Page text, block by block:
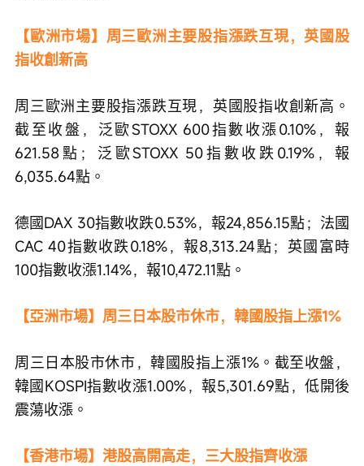
【歐洲市場】周三歐洲主要股指漲跌互現，英國股
指收創新高
周三歐洲主要股指漲跌互現，英國股指收創新高。
截至收盤，泛歐STOXX 600指數收漲0.10%，報
621.58點；泛歐STOXX 50指數收跌0.19%，報
6,035.64點。
德國DAX 30指數收跌0.53%，報24,856.15點；法國
CAC 40指數收跌0.18%，報8,313.24點；英國富時
100指數收漲1.14%，報10,472.11點。
【亞洲市場】周三日本股市休市，韓國股指上漲1%
周三日本股市休市，韓國股指上漲1%。截至收盤，
韓國KOSPI指數收漲1.00%，報5,301.69點，低開後
震蕩收漲。
【香港市場】港股高開高走，三大股指齊收漲